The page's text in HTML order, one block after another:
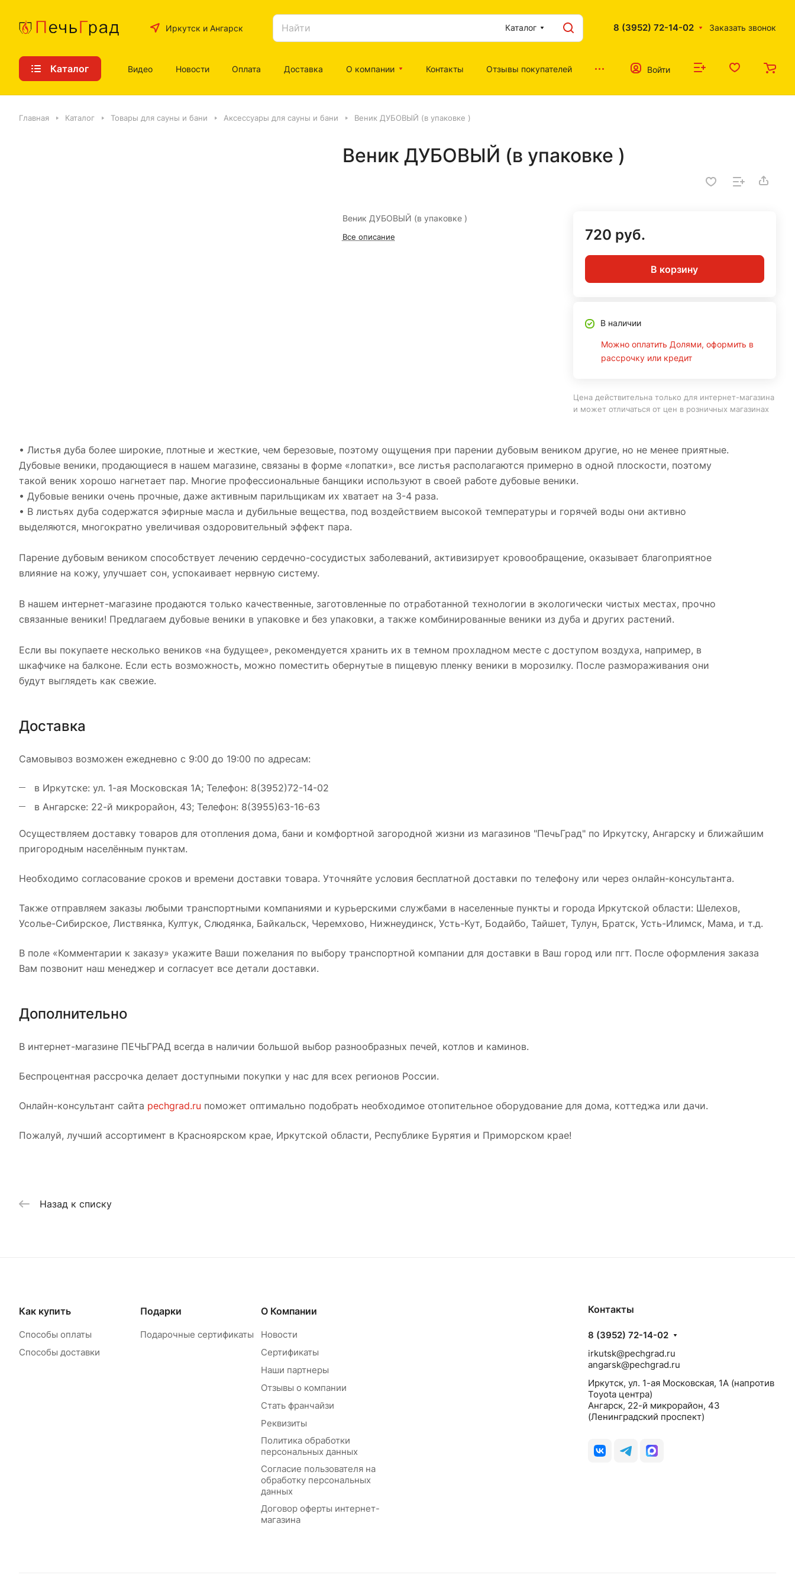
Иркутск и Ангарск Каталог 8 (3952) 72-14-02 Заказать звонок
Каталог Видео Новости Оплата Доставка О компании Контакты Отзывы покупателей Войти
Главная Каталог Товары для сауны и бани Аксессуары для сауны и бани Веник ДУБОВЫЙ (в упаковке )
Веник ДУБОВЫЙ (в упаковке )
Веник ДУБОВЫЙ (в упаковке )
Все описание 720 руб.
В корзину
В наличии
Можно оплатить Долями, оформить в
рассрочку или кредит
Цена действительна только для интернет-магазина
и может отличаться от цен в розничных магазинах
• Листья дуба более широкие, плотные и жесткие, чем березовые, поэтому ощущения при парении дубовым веником другие, но не менее приятные.
Дубовые веники, продающиеся в нашем магазине, связаны в форме «лопатки», все листья располагаются примерно в одной плоскости, поэтому
такой веник хорошо нагнетает пар. Многие профессиональные банщики используют в своей работе дубовые веники.
• Дубовые веники очень прочные, даже активным парильщикам их хватает на 3-4 раза.
• В листьях дуба содержатся эфирные масла и дубильные вещества, под воздействием высокой температуры и горячей воды они активно
выделяются, многократно увеличивая оздоровительный эффект пара.
Парение дубовым веником способствует лечению сердечно-сосудистых заболеваний, активизирует кровообращение, оказывает благоприятное
влияние на кожу, улучшает сон, успокаивает нервную систему.
В нашем интернет-магазине продаются только качественные, заготовленные по отработанной технологии в экологически чистых местах, прочно
связанные веники! Предлагаем дубовые веники в упаковке и без упаковки, а также комбинированные веники из дуба и других растений.
Если вы покупаете несколько веников «на будущее», рекомендуется хранить их в темном прохладном месте с доступом воздуха, например, в
шкафчике на балконе. Если есть возможность, можно поместить обернутые в пищевую пленку веники в морозилку. После размораживания они
будут выглядеть как свежие.
Доставка
Самовывоз возможен ежедневно с 9:00 до 19:00 по адресам:
в Иркутске: ул. 1-ая Московская 1А; Телефон: 8(3952)72-14-02
в Ангарске: 22-й микрорайон, 43; Телефон: 8(3955)63-16-63
Осуществляем доставку товаров для отопления дома, бани и комфортной загородной жизни из магазинов "ПечьГрад" по Иркутску, Ангарску и ближайшим
пригородным населённым пунктам.
Необходимо согласование сроков и времени доставки товара. Уточняйте условия бесплатной доставки по телефону или через онлайн-консультанта.
Также отправляем заказы любыми транспортными компаниями и курьерскими службами в населенные пункты и города Иркутской области: Шелехов,
Усолье-Сибирское, Листвянка, Култук, Слюдянка, Байкальск, Черемхово, Нижнеудинск, Усть-Кут, Бодайбо, Тайшет, Тулун, Братск, Усть-Илимск, Мама, и т.д.
В поле «Комментарии к заказу» укажите Ваши пожелания по выбору транспортной компании для доставки в Ваш город или пгт. После оформления заказа
Вам позвонит наш менеджер и согласует все детали доставки.
Дополнительно
В интернет-магазине ПЕЧЬГРАД всегда в наличии большой выбор разнообразных печей, котлов и каминов.
Беспроцентная рассрочка делает доступными покупки у нас для всех регионов России.
Онлайн-консультант сайта pechgrad.ru поможет оптимально подобрать необходимое отопительное оборудование для дома, коттеджа или дачи.
Пожалуй, лучший ассортимент в Красноярском крае, Иркутской области, Республике Бурятия и Приморском крае!
Назад к списку
Как купить
Способы оплаты
Способы доставки
Подарки
Подарочные сертификаты
О Компании
Новости
Сертификаты
Наши партнеры
Отзывы о компании
Стать франчайзи
Реквизиты
Политика обработки
персональных данных
Согласие пользователя на
обработку персональных
данных
Договор оферты интернет-
магазина
Контакты
8 (3952) 72-14-02
irkutsk@pechgrad.ru
angarsk@pechgrad.ru
Иркутск, ул. 1-ая Московская, 1А (напротив
Toyota центра)
Ангарск, 22-й микрорайон, 43
(Ленинградский проспект)